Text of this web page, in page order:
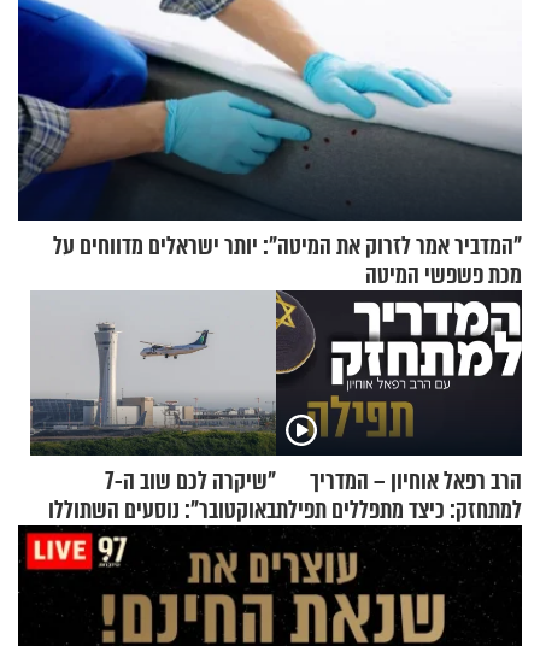
"המדביר אמר לזרוק את המיטה": יותר ישראלים מדווחים על
מכת פשפשי המיטה
הרב רפאל אוחיון – המדריך
למתחזק: כיצד מתפללים תפילת
שמונה עשרה?
"שיקרה לכם שוב ה-7
באוקטובר": נוסעים השתוללו
בטיסה לפרנקפורט ונעצרו
לאחר שתקפו שוטרים